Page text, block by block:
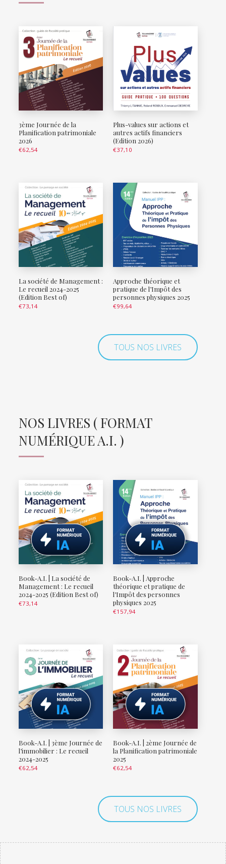
3ème Journée de la
Planification patrimoniale
2026
€62,54
Plus-values sur actions et
autres actifs financiers
(Edition 2026)
€37,10
La société de Management :
Le recueil 2024-2025
(Edition Best of)
€73,14
Approche théorique et
pratique de l’Impôt des
personnes physiques 2025
€99,64
TOUS NOS LIVRES
NOS LIVRES ( FORMAT
NUMÉRIQUE A.I. )
Book-A.I. | La société de
Management : Le recueil
2024-2025 (Edition Best of)
€73,14
Book-A.I. | Approche
théorique et pratique de
l’Impôt des personnes
physiques 2025
€157,94
Book-A.I. | 3ème Journée de
l’immobilier : Le recueil
2024-2025
€62,54
Book-A.I. | 2ème Journée de
la Planification patrimoniale
2025
€62,54
TOUS NOS LIVRES